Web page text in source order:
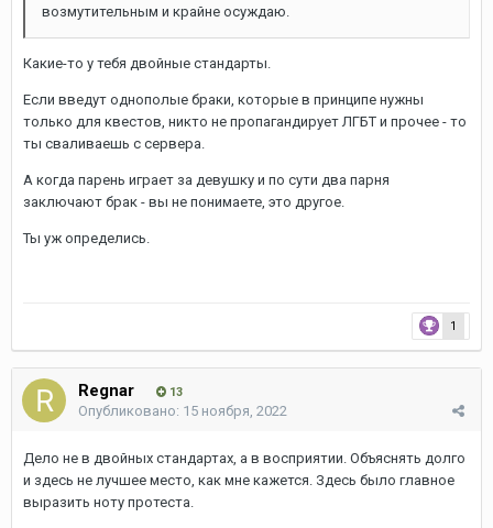
возмутительным и крайне осуждаю.
Какие-то у тебя двойные стандарты.
Если введут однополые браки, которые в принципе нужны
только для квестов, никто не пропагандирует ЛГБТ и прочее - то
ты сваливаешь с сервера.
А когда парень играет за девушку и по сути два парня
заключают брак - вы не понимаете, это другое.
Ты уж определись.
1
Regnar 13
Опубликовано: 15 ноября, 2022
Дело не в двойных стандартах, а в восприятии. Объяснять долго
и здесь не лучшее место, как мне кажется. Здесь было главное
выразить ноту протеста.